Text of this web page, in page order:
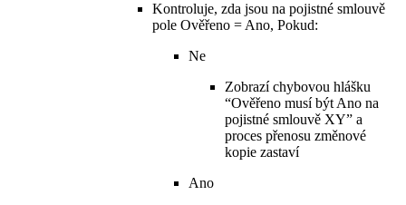
Kontroluje, zda jsou na pojistné smlouvě
pole Ověřeno = Ano, Pokud:
Ne
Zobrazí chybovou hlášku
“Ověřeno musí být Ano na
pojistné smlouvě XY” a
proces přenosu změnové
kopie zastaví
Ano